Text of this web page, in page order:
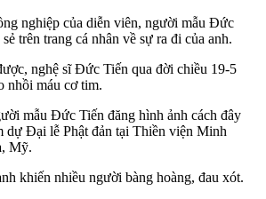
nghiệp của diễn viên, người mẫu Đức
trên trang cá nhân về sự ra đi của anh.
nghệ sĩ Đức Tiến qua đời chiều 19-5
nhồi máu cơ tim.
mẫu Đức Tiến đăng hình ảnh cách đây
dự Đại lễ Phật đản tại Thiền viện Minh
Mỹ.
khiến nhiều người bàng hoàng, đau xót.